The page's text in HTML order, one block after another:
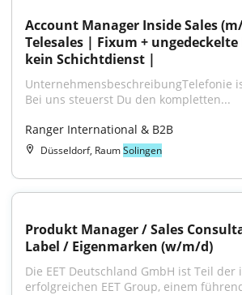
Account Manager Inside Sales
Telesales | Fixum +
kein Schichtdienst |
UnternehmensbeschreibungTelefonie
Bei uns steuerst Du den kompletten...
Ranger International & B2B
Düsseldorf, RaumSolingen
Produkt Manager / Sales
Label / Eigenmarken (w/m/d)
Die EET Deutschland GmbH ist Teil
erfolgreichen EET Group, einem